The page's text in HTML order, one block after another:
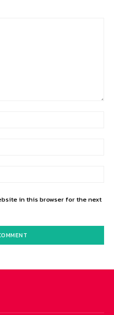
in this browser for the next